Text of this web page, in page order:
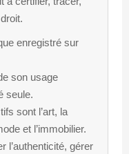
enregistré sur
son usage
seule.
sont l’art, la
et l’immobilier.
l’authenticité, gérer